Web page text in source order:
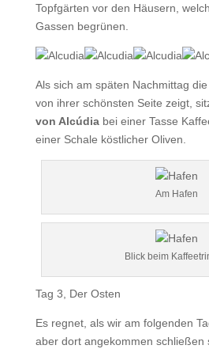
Topfgärten vor den Häusern,
Gassen begrünen.
Als sich am späten Nachmittag
von ihrer schönsten Seite zeigt,
von Alcúdiabei einer Tasse
einer Schale köstlicher Oliven.
Am Hafen
Blick beim
Tag 3, Der Osten
Es regnet, als wir am folgenden
aber dort angekommen schließen